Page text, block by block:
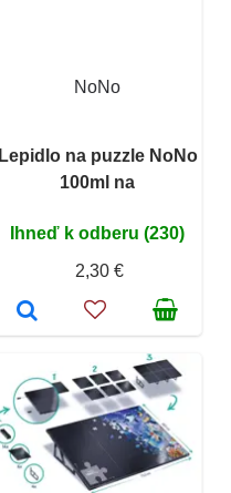
NoNo
Lepidlo na puzzle NoNo
100ml na
Ihneď k odberu (230)
2,30 €